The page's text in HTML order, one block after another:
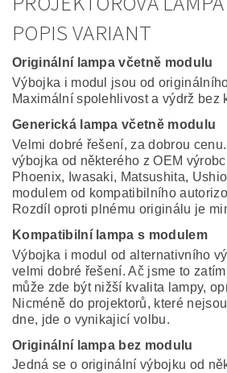
POPIS VARIANT
Originální lampa včetně modulu
Výbojka i modul jsou od
Maximální spolehlivost a výdrž bez
Generická lampa včetně modulu
Velmi dobré řešení, za dobrou
výbojka od některého z OEM
Phoenix, Iwasaki, Matsushita,
modulem od kompatibilního
Rozdíl oproti plnému originálu je
Kompatibilní lampa s modulem
Výbojka i modul od alternativního
velmi dobré řešení. Ač jsme to
může zde být nižší kvalita lampy,
Nicméně do projektorů, které
dne, jde o vynikajicí volbu.
Originální lampa bez modulu
Jedná se o originální výbojku od